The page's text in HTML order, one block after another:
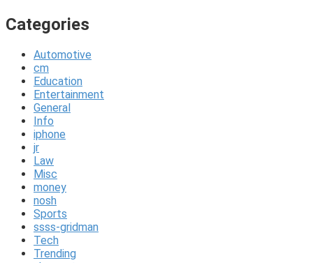
Categories
Automotive
cm
Education
Entertainment
General
Info
iphone
jr
Law
Misc
money
nosh
Sports
ssss-gridman
Tech
Trending